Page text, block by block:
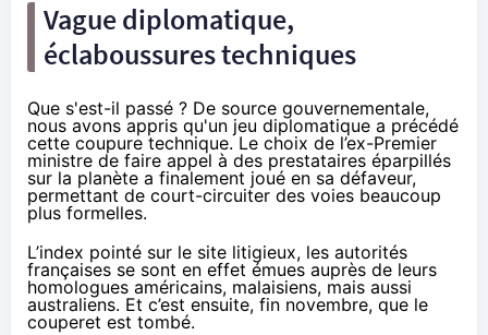
Vague diplomatique,
éclaboussures techniques
Que s'est-il passé ? De source gouvernementale,
nous avons appris qu'un jeu diplomatique a précédé
cette coupure technique. Le choix de l’ex-Premier
ministre de faire appel à des prestataires éparpillés
sur la planète a finalement joué en sa défaveur,
permettant de court-circuiter des voies beaucoup
plus formelles.
L’index pointé sur le site litigieux, les autorités
françaises se sont en effet émues auprès de leurs
homologues américains, malaisiens, mais aussi
australiens. Et c’est ensuite, fin novembre, que le
couperet est tombé.